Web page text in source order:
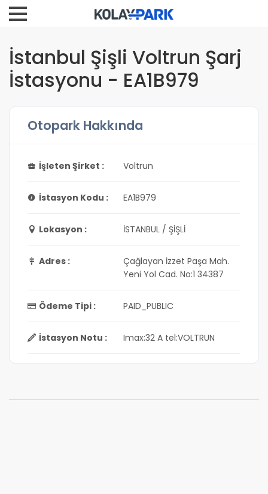
İstanbul Şişli Voltrun Şarj
İstasyonu - EA1B979
Otopark Hakkında
İşleten Şirket : Voltrun
İstasyon Kodu : EA1B979
Lokasyon : İSTANBUL / ŞİŞLİ
Adres :
Çağlayan İzzet Paşa Mah.
Yeni Yol Cad. No:1 34387
Ödeme Tipi : PAID_PUBLIC
İstasyon Notu : Imax:32 A tel:VOLTRUN